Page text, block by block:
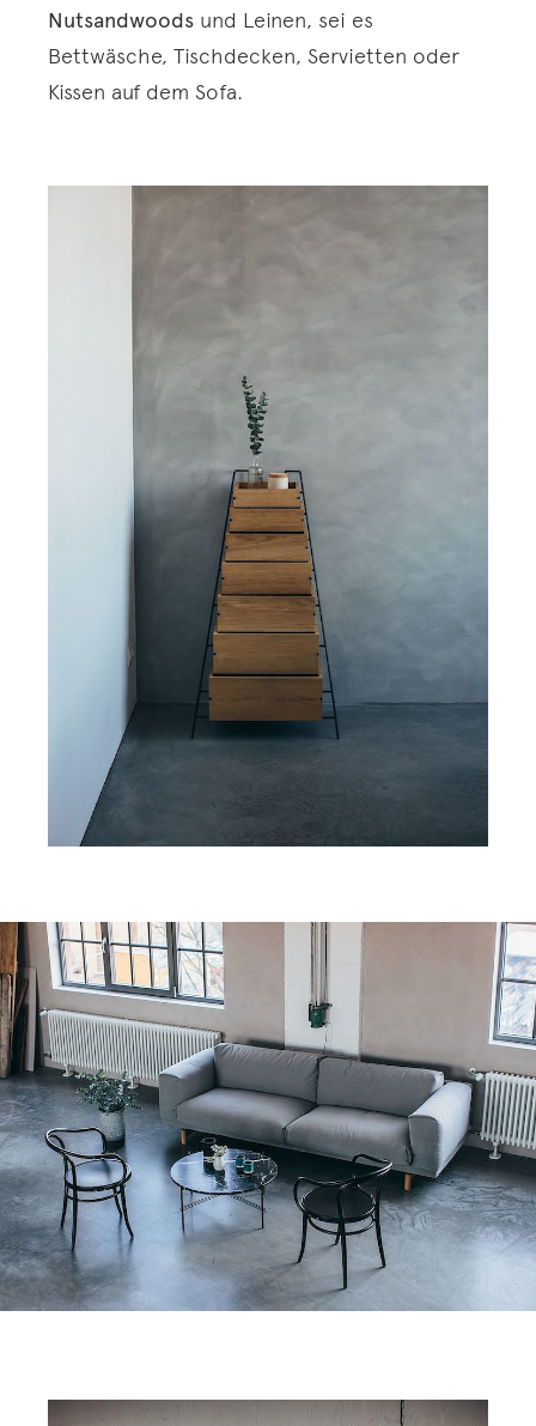
Nutsandwoods und Leinen, sei es
Bettwäsche, Tischdecken, Servietten oder
Kissen auf dem Sofa.